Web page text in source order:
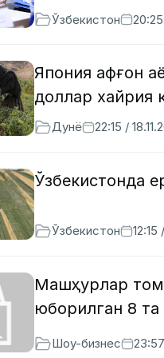
Ўзбекистон
Япония афғон
доллар хайрия
Дунё 22:15 /
Ўзбекистонда
Ўзбекистон
Машҳурлар
юборилган 8
Шоу-бизнес